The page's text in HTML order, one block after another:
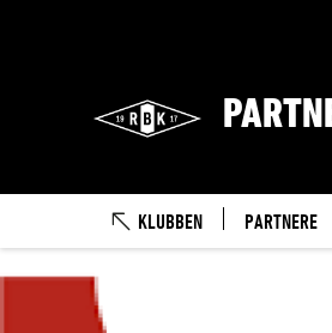
KLUBBEN PARTNERE